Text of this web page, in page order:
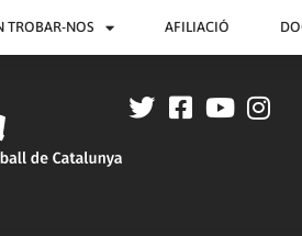
TROBAR-NOS AFILIACIÓ